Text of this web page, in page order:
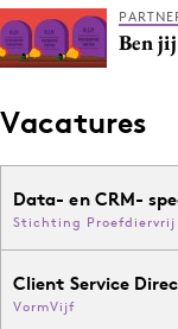
Ben
Vacatures
Data- en CRM-
Stichting Proefdiervrij
Client Service
VormVijf